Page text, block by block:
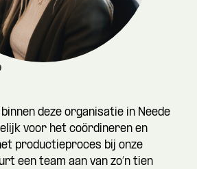
deze organisatie in Neede
voor het coördineren en
productieproces bij onze
een team aan van zo’n tien